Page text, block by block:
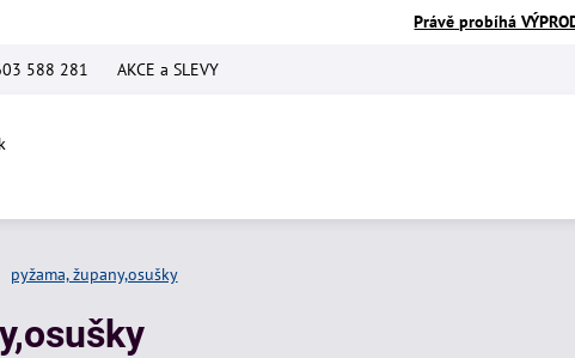
Právě probíhá
588 281 AKCE a SLEVY
pyžama, župany,osušky